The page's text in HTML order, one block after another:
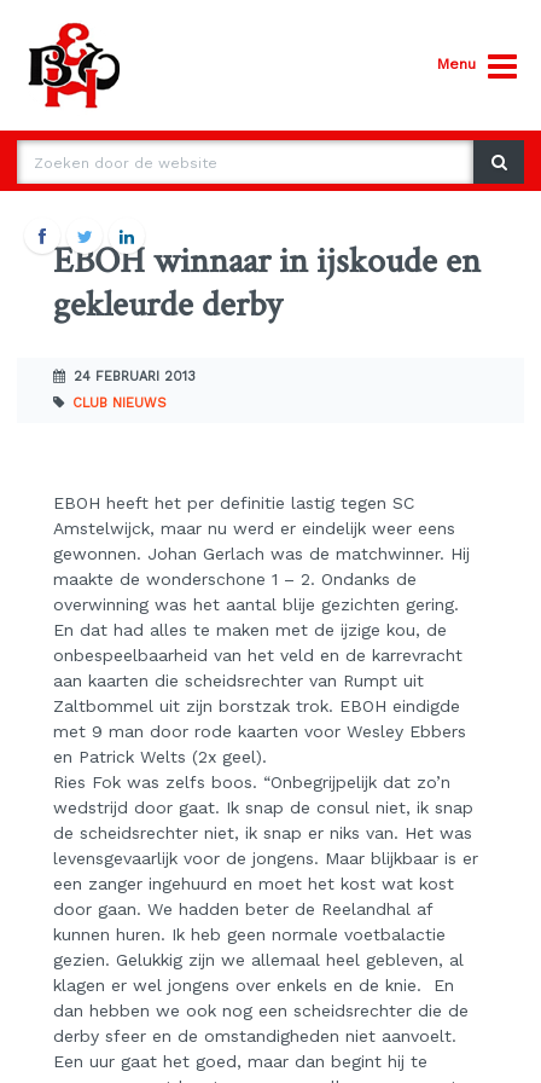
Menu
EBOH winnaar in ijskoude en
gekleurde derby
24 FEBRUARI 2013
CLUB NIEUWS
EBOH heeft het per definitie lastig tegen SC
Amstelwijck, maar nu werd er eindelijk weer eens
gewonnen. Johan Gerlach was de matchwinner. Hij
maakte de wonderschone 1 – 2. Ondanks de
overwinning was het aantal blije gezichten gering.
En dat had alles te maken met de ijzige kou, de
onbespeelbaarheid van het veld en de karrevracht
aan kaarten die scheidsrechter van Rumpt uit
Zaltbommel uit zijn borstzak trok. EBOH eindigde
met 9 man door rode kaarten voor Wesley Ebbers
en Patrick Welts (2x geel).
Ries Fok was zelfs boos. “Onbegrijpelijk dat zo’n
wedstrijd door gaat. Ik snap de consul niet, ik snap
de scheidsrechter niet, ik snap er niks van. Het was
levensgevaarlijk voor de jongens. Maar blijkbaar is er
een zanger ingehuurd en moet het kost wat kost
door gaan. We hadden beter de Reelandhal af
kunnen huren. Ik heb geen normale voetbalactie
gezien. Gelukkig zijn we allemaal heel gebleven, al
klagen er wel jongens over enkels en de knie. En
dan hebben we ook nog een scheidsrechter die de
derby sfeer en de omstandigheden niet aanvoelt.
Een uur gaat het goed, maar dan begint hij te